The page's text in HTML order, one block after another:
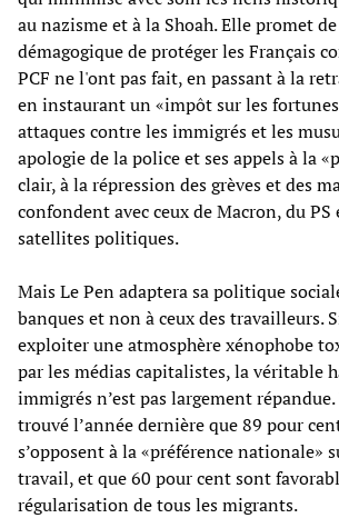
au nazisme et à la Shoah. Elle promet
démagogique de protéger les Français
PCF ne l'ont pas fait, en passant à la
en instaurant un «impôt sur les
attaques contre les immigrés et les
apologie de la police et ses appels à la
clair, à la répression des grèves et des
confondent avec ceux de Macron, du PS
satellites politiques.
Mais Le Pen adaptera sa politique
banques et non à ceux des travailleurs.
exploiter une atmosphère xénophobe
par les médias capitalistes, la véritable
immigrés n’est pas largement
trouvé l’année dernière que 89 pour
s’opposent à la «préférence nationale»
travail, et que 60 pour cent sont
régularisation de tous les migrants.